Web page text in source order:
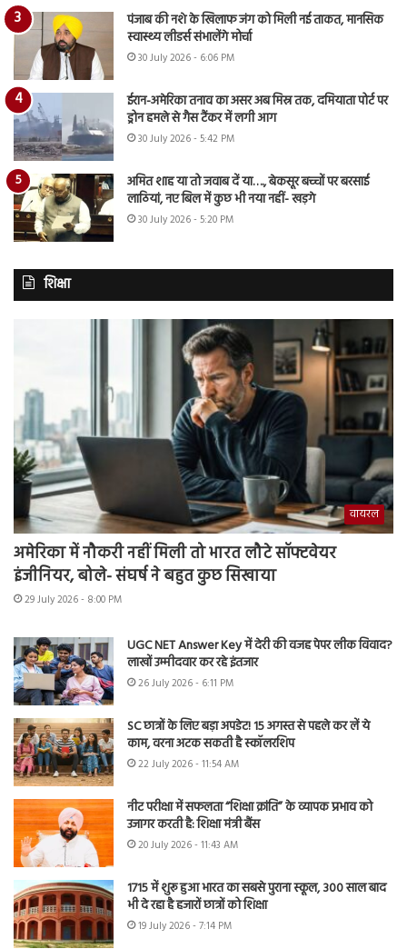
पंजाब की नशे के खिलाफ जंग को मिली नई ताकत, मानसिक
स्वास्थ्य लीडर्स संभालेंगे मोर्चा
30 July 2026 - 6:06 PM
ईरान-अमेरिका तनाव का असर अब मिस्र तक, दमियाता पोर्ट पर
ड्रोन हमले से गैस टैंकर में लगी आग
30 July 2026 - 5:42 PM
अमित शाह या तो जवाब दें या…., बेकसूर बच्चों पर बरसाई
लाठियां, नए बिल में कुछ भी नया नहीं- खड़गे
30 July 2026 - 5:20 PM
शिक्षा
वायरल
अमेरिका में नौकरी नहीं मिली तो भारत लौटे सॉफ्टवेयर
इंजीनियर, बोले- संघर्ष ने बहुत कुछ सिखाया
29 July 2026 - 8:00 PM
UGC NET Answer Key में देरी की वजह पेपर लीक विवाद?
लाखों उम्मीदवार कर रहे इंतजार
26 July 2026 - 6:11 PM
SC छात्रों के लिए बड़ा अपडेट! 15 अगस्त से पहले कर लें ये
काम, वरना अटक सकती है स्कॉलरशिप
22 July 2026 - 11:54 AM
नीट परीक्षा में सफलता “शिक्षा क्रांति” के व्यापक प्रभाव को
उजागर करती है: शिक्षा मंत्री बैंस
20 July 2026 - 11:43 AM
1715 में शुरू हुआ भारत का सबसे पुराना स्कूल, 300 साल बाद
भी दे रहा है हजारों छात्रों को शिक्षा
19 July 2026 - 7:14 PM